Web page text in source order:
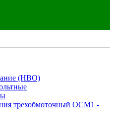
(НВО)
трехобмоточный ОСМ1 -